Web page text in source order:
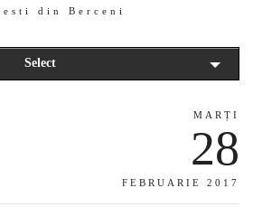
din Berceni
Select
MARȚI
28
FEBRUARIE 2017